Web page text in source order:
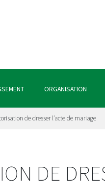
ORGANISATION
de dresser l’acte de mariage
DE